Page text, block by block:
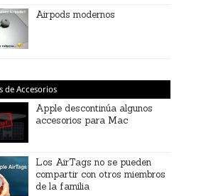
Airpods modernos
de Accesorios
Apple descontinúa algunos
accesorios para Mac
Los AirTags no se pueden
compartir con otros miembros
de la familia